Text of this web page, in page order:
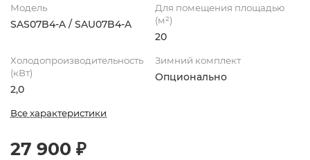
Модель
SAS07B4-A / SAU07B4-A
Для помещения площадью
(м²)
20
Холодопроизводительность
(кВт)
2,0
Зимний комплект
Опционально
Все характеристики
27 900 ₽